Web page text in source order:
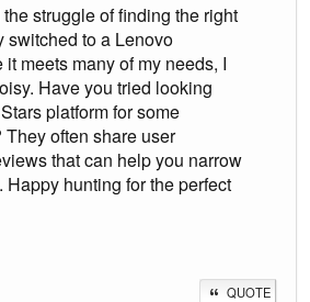
struggle of finding the right
switched to a Lenovo
meets many of my needs, I
Have you tried looking
platform for some
often share user
that can help you narrow
hunting for the perfect
QUOTE